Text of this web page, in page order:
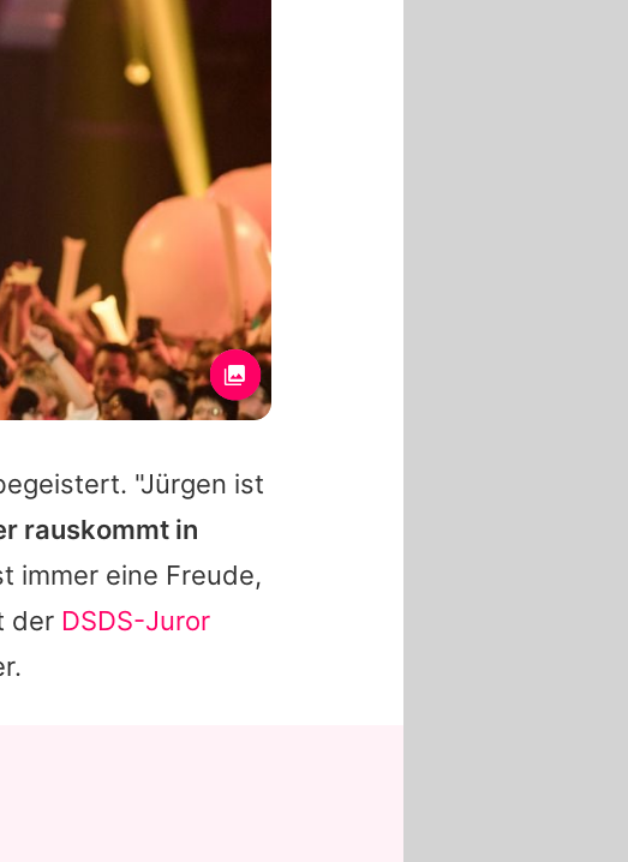
"Jürgen ist
rauskommt in
immer eine Freude,
der DSDS-Juror